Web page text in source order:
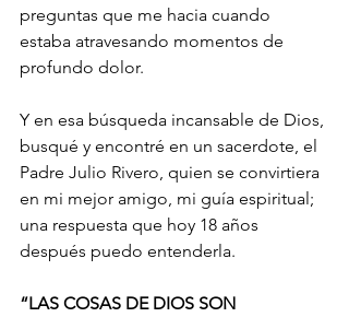
preguntas que me hacia cuando
estaba atravesando momentos de
profundo dolor.
Y en esa búsqueda incansable de Dios,
busqué y encontré en un sacerdote, el
Padre Julio Rivero, quien se convirtiera
en mi mejor amigo, mi guía espiritual;
una respuesta que hoy 18 años
después puedo entenderla.
“LAS COSAS DE DIOS SON